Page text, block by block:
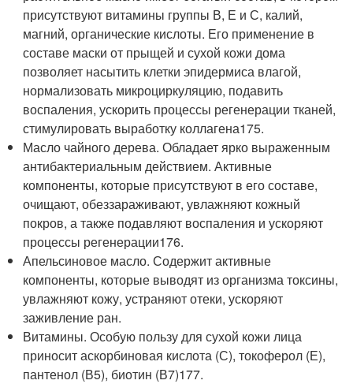
присутствуют витамины группы В, Е и С, калий,
магний, органические кислоты. Его применение в
составе маски от прыщей и сухой кожи дома
позволяет насытить клетки эпидермиса влагой,
нормализовать микроциркуляцию, подавить
воспаления, ускорить процессы регенерации тканей,
стимулировать выработку коллагена175.
Масло чайного дерева. Обладает ярко выраженным
антибактериальным действием. Активные
компоненты, которые присутствуют в его составе,
очищают, обеззараживают, увлажняют кожный
покров, а также подавляют воспаления и ускоряют
процессы регенерации176.
Апельсиновое масло. Содержит активные
компоненты, которые выводят из организма токсины,
увлажняют кожу, устраняют отеки, ускоряют
заживление ран.
Витамины. Особую пользу для сухой кожи лица
приносит аскорбиновая кислота (С), токоферол (Е),
пантенол (В5), биотин (В7)177.